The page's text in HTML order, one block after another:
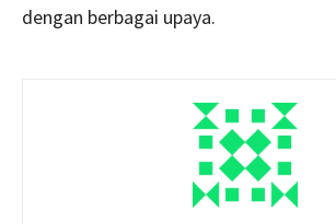
dengan berbagai upaya.